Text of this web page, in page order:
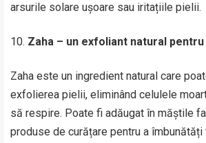
arsurile solare ușoare sau iritațiile pielii.
Zaha – un exfoliant natural
Zaha este un ingredient natural care
exfolierea pielii, eliminând celulele
să respire. Poate fi adăugat în măștile
produse de curățare pentru a